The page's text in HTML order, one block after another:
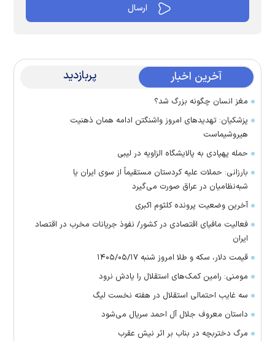
آخرین اخبار پربازدید
مغز انسان چگونه بزرگ شد؟
پزشکیان: تهدید‌های امروز واشنگتن ادامه همان ذهنیت
هیروشیماست
حمله پهپادی به پالایشگاه الزاویه در لیبی
بارزانی: حملات علیه کردستان مستقیماً از سوی ایران یا
شبه‌نظامیان در عراق صورت می‌گیرد
آخرین وضعیت پرونده کلثوم اکبری
فعالیت مافیای اقتصادی در کشور/ نفوذ جریانات مخرب در اقتصاد
ایران
قیمت دلار، سکه و طلا امروز شنبه ۱۴۰۵/۰۵/۱۷
مومنی: رامین کمک‌های استقلال را یادش نرود
سه غایب احتمالی استقلال در هفته نخست لیگ
داستان معروف جلال آل احمد سریال می‌شود
مرگ دختربچه در بناب بر اثر نیش عقرب